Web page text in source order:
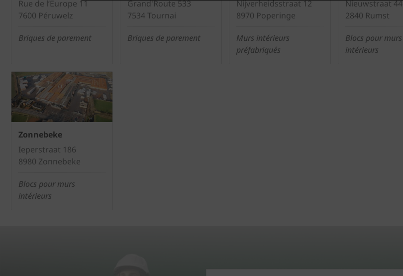
Rue de l’Europe 11
7600 Péruwelz
Briques de parement
Grand'Route 533
7534 Tournai
Briques de parement
Nijverheidsstraat 12
8970 Poperinge
Murs intérieurs
préfabriqués
Nieuwstraat 44
2840 Rumst
Blocs pour murs
intérieurs
Zonnebeke
Ieperstraat 186
8980 Zonnebeke
Blocs pour murs
intérieurs